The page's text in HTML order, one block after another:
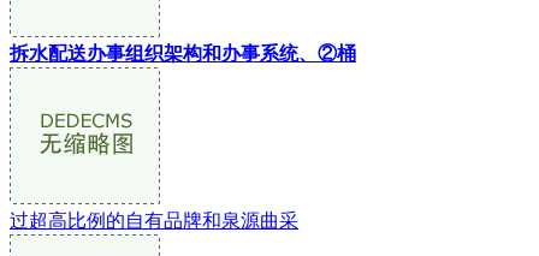
拆水配送办事组织架构和办事系统、②桶
过超高比例的自有品牌和泉源曲采